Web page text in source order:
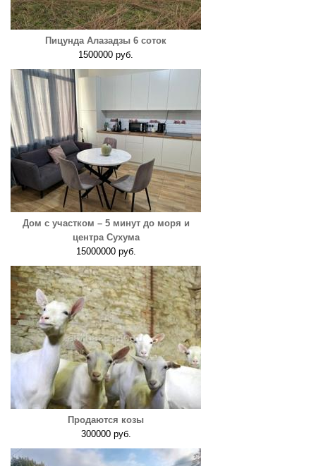
Пицунда Алазадзы 6 соток
1500000 руб.
Дом с участком – 5 минут до моря и
центра Сухума
15000000 руб.
Продаются козы
300000 руб.